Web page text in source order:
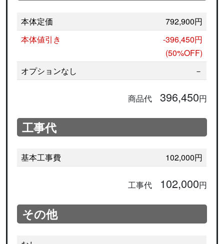
本体定価
792,900円
本体値引き
-396,450円
(50%OFF)
オプションなし
－
商品代 396,450円
工事代
基本工事費 102,000円
工事代 102,000円
その他